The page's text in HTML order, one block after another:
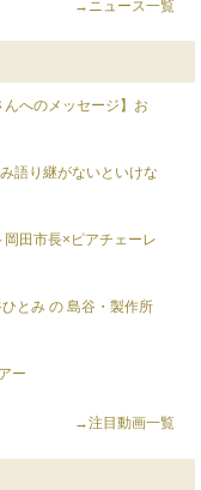
→ニュース一覧
へのメッセージ】お
語り継がないといけな
田市長×ピアチェーレ
ひとみ の 島谷・製作所
ー
→注目動画一覧